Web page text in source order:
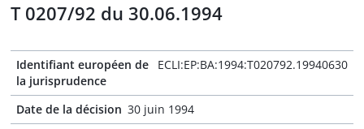
T 0207/92 du 30.06.1994
Identifiant européen de
la jurisprudence
ECLI:EP:BA:1994:T020792.19940630
Date de la décision 30 juin 1994